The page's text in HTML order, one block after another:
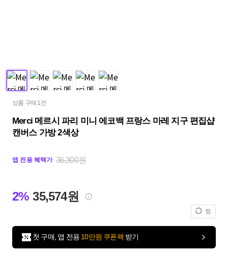
상품 구매 1건
Merci 메르시 파리 미니 에코백 프랑스 마레 지구 편집샵
캔버스 가방 2색상
앱 전용 혜택가 36,300원
2% 35,574원
찜
첫 구매, 앱 전용 10만원 쿠폰팩 받기